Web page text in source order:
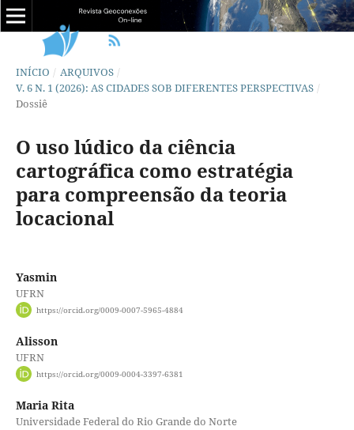
INÍCIO / ARQUIVOS /
V. 6 N. 1 (2026): AS CIDADES SOB DIFERENTES PERSPECTIVAS /
Dossiê
O uso lúdico da ciência
cartográfica como estratégia
para compreensão da teoria
locacional
Yasmin
UFRN
https://orcid.org/0009-0007-5965-4884
Alisson
UFRN
https://orcid.org/0009-0004-3397-6381
Maria Rita
Universidade Federal do Rio Grande do Norte